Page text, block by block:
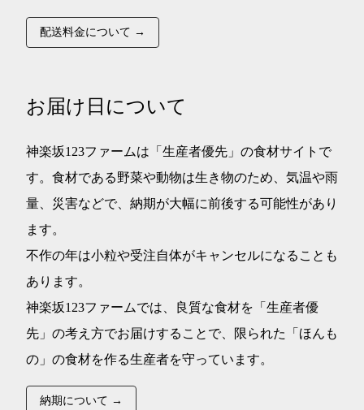
配送料金について →
お届け日について
神楽坂123ファームは「生産者優先」の食材サイトで
す。食材である野菜や動物は生き物のため、気温や雨
量、災害などで、納期が大幅に前後する可能性があり
ます。
不作の年は小粒や受注自体がキャンセルになることも
あります。
神楽坂123ファームでは、良質な食材を「生産者優
先」の考え方でお届けすることで、限られた「ほんも
の」の食材を作る生産者を守っています。
納期について →